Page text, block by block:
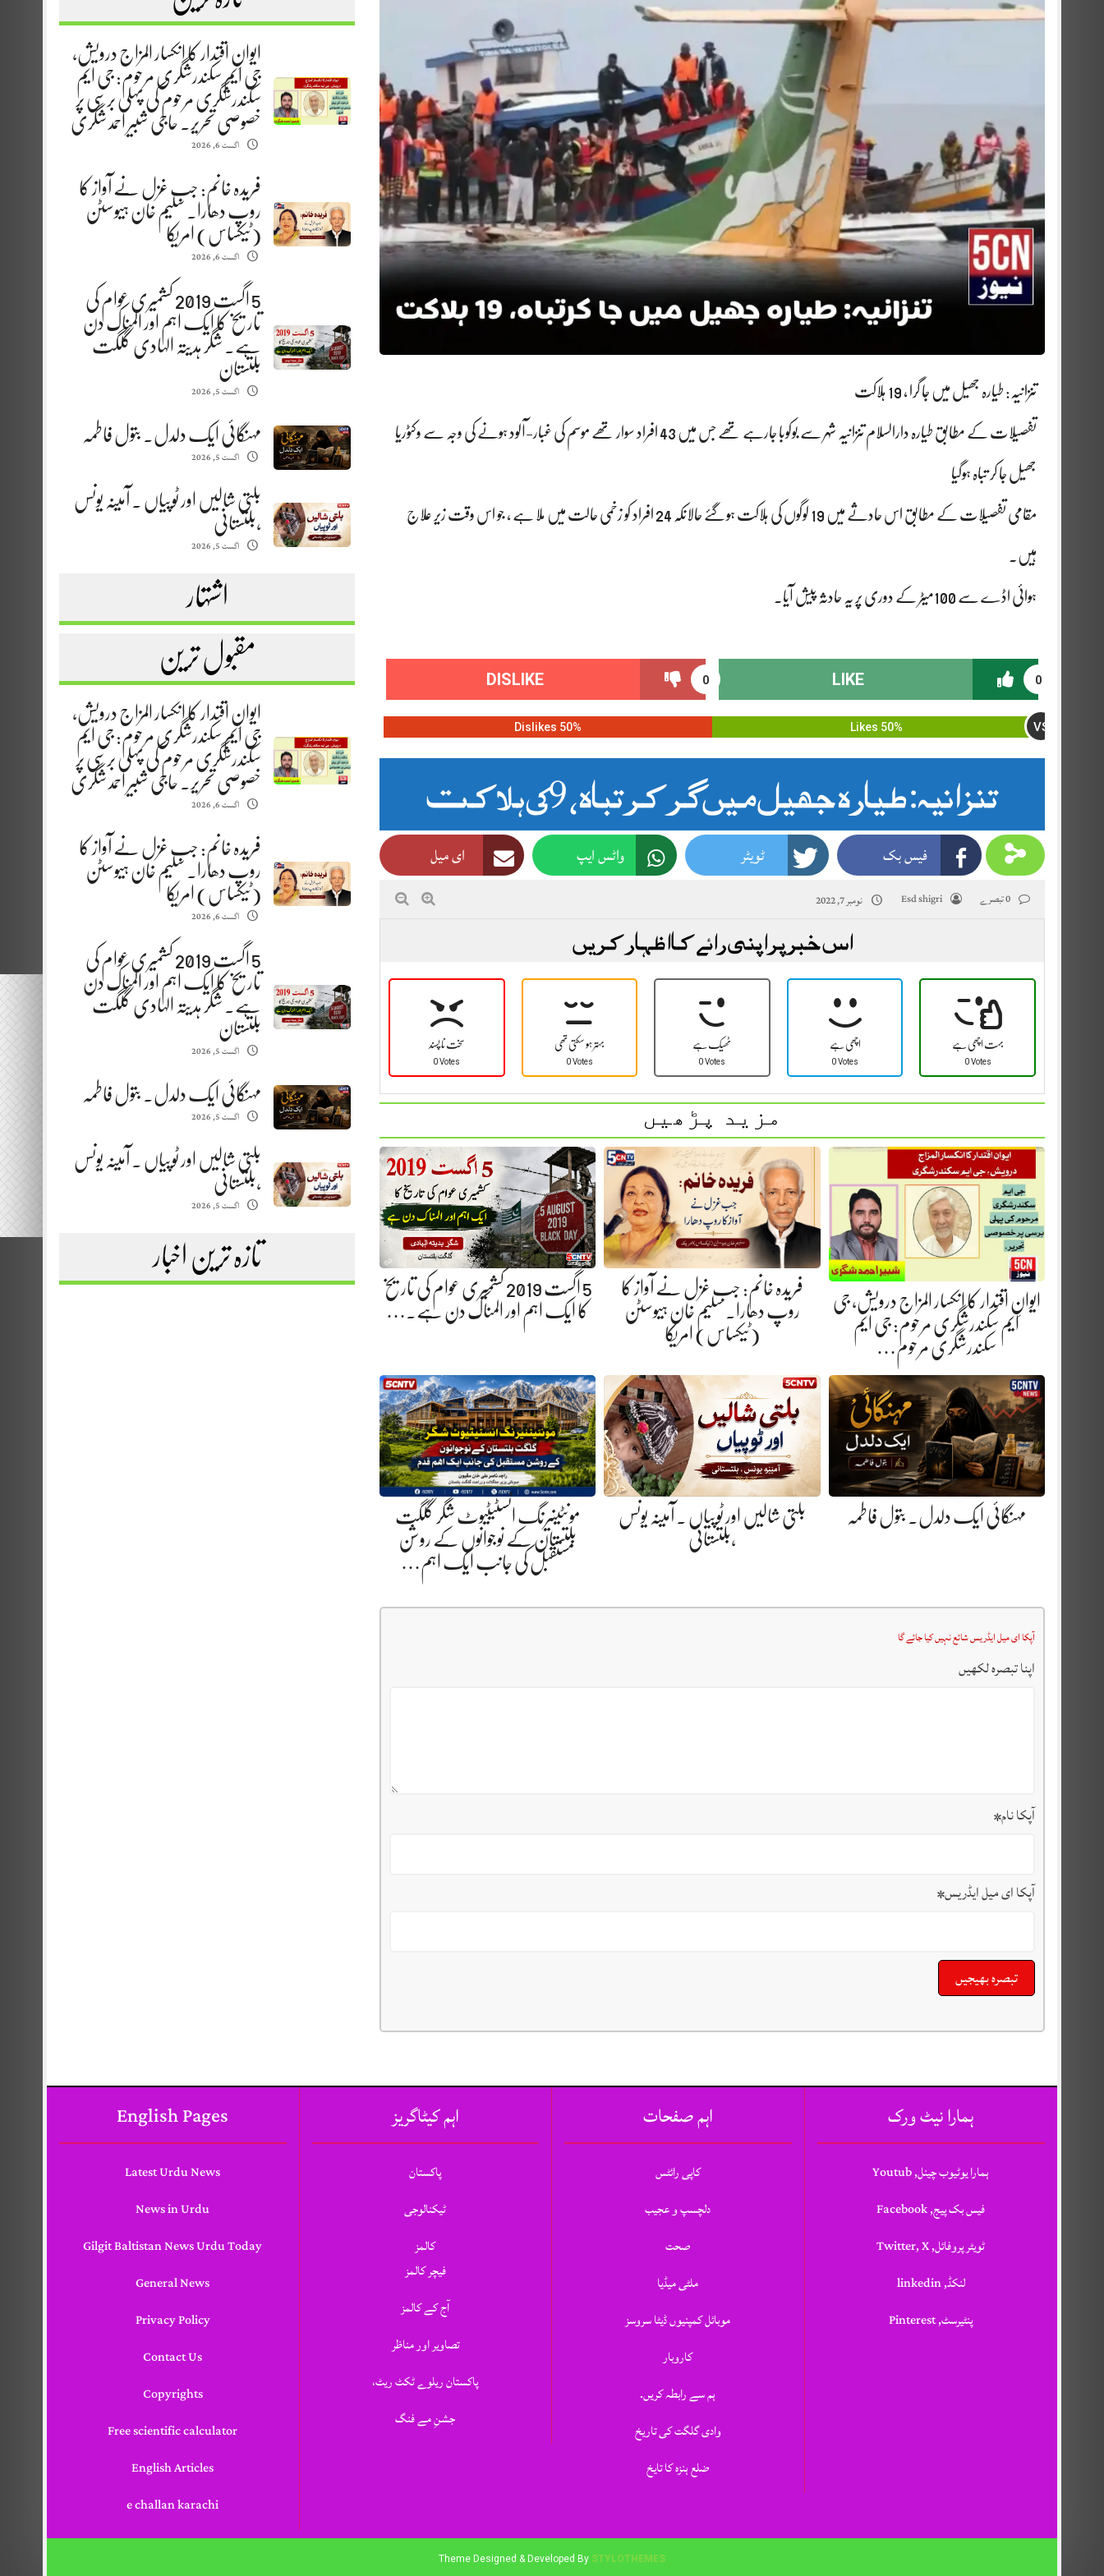
ایوانِ اقتدار کا انکسار المزاج درویش،
جی ایم سکندرشگری مرحوم: جی ایم
سکندرشگری مرحوم کی پہلی برسی پر
خصوصی تحریر. حاجی شبیر احمد شگری
اگست 6, 2026
فریدہ خانم: جب غزل نے آواز کا
روپ دھارا. سلیم خان ہیوسٹن
(ٹیکساس) امریکا
اگست 6, 2026
5 اگست 2019 کشمیری عوام کی
تاریخ کا ایک اہم اور المناک دن
ہے. شگر ہدیتہ الہادی گلگت
بلتستان
اگست 5, 2026
مہنگائی ایک دلدل. بتول فاطمہ
اگست 5, 2026
بلتی شالیں اور ٹوپیاں . آمینہ یونس
،بلتستانی
اگست 5, 2026
اشتہار
مقبول ترین
ایوانِ اقتدار کا انکسار المزاج درویش،
جی ایم سکندرشگری مرحوم: جی ایم
سکندرشگری مرحوم کی پہلی برسی پر
خصوصی تحریر. حاجی شبیر احمد شگری
اگست 6, 2026
فریدہ خانم: جب غزل نے آواز کا
روپ دھارا. سلیم خان ہیوسٹن
(ٹیکساس) امریکا
اگست 6, 2026
5 اگست 2019 کشمیری عوام کی
تاریخ کا ایک اہم اور المناک دن
ہے. شگر ہدیتہ الہادی گلگت
بلتستان
اگست 5, 2026
مہنگائی ایک دلدل. بتول فاطمہ
اگست 5, 2026
بلتی شالیں اور ٹوپیاں . آمینہ یونس
،بلتستانی
اگست 5, 2026
تازہ ترین اخبار
تنزانیہ: طیارہ جھیل میں جا گرا ، 19 ہلاکت
تفصیلات کے مطابق طیارہ دارالسلام تنزانیہ شہر سے بوکوبا جارہے تھے جس میں 43 افراد سوار تھے موسم کی غبار-آلود ہونے کی وجہ سے وکٹوریا
جھیل جا کر تباہ ہوگیا
مقامی تفصیلات کے مطابق اس حادثے میں 19 لوگوں کی ہلاکت ہوگئے حالانکہ 24 افراد کو زخمی حالت میں ملا ہے ، جو اس وقت زیر علاج
ہیں۔
ہوائی اڈے سے 100میٹر کے دوری پر یہ حادثہ پیش آیا۔
0
LIKE
0
DISLIKE
50% Likes VS
50% Dislikes
تنزانیہ: طیارہ جھیل میں گر کر تباہ، 19 ہلاکت
فیس بک ٹویٹر واٹس ایپ ای میل
Esd shigri نومبر 7, 2022
اس خبر پر اپنی رائے کا اظہار کریں
سخت نا پسند
0 Votes
بہتر ہو سکتی تھی
0 Votes
ٹھیک ہے
0 Votes
اچھی ہے
0 Votes
بہت اچھی ہے
0 Votes
مزید پڑھیں
ایوانِ اقتدار کا انکسار المزاج درویش، جی
ایم سکندرشگری مرحوم: جی ایم
سکندرشگری مرحوم…
فریدہ خانم: جب غزل نے آواز کا
روپ دھارا. سلیم خان ہیوسٹن
(ٹیکساس) امریکا
5 اگست 2019 کشمیری عوام کی تاریخ
کا ایک اہم اور المناک دن ہے.…
مہنگائی ایک دلدل. بتول فاطمہ
بلتی شالیں اور ٹوپیاں . آمینہ یونس
،بلتستانی
مونٹینیرنگ انسٹیٹیوٹ شگر گلگت
بلتستان کے نوجوانوں کے روشن
مستقبل کی جانب ایک اہم…
آپکا ای میل ایڈریس شائع نہیں کیا جائے گا
اپنا تبصرہ لکھیں
آپکا نام*
آپکا ای میل ایڈریس*
English Pages
Latest Urdu News
News in Urdu
Gilgit Baltistan News Urdu Today
General News
Privacy Policy
Contact Us
Copyrights
Free scientific calculator
English Articles
e challan karachi
اہم کیٹاگریز
پاکستان
ٹیکنالوجی
کالمز
فیچر کالمز
آج کے کالمز
تصاویر اور مناظر
پاکستان ریلوے ٹکٹ ریٹ،
جشنِ مے فنگ
اہم صفحات
کاپی رائٹس
دلچسپ و عجیب
صحت
ملٹی میڈیا
موبائل کمپنیوں ڈیٹا سروسز
کاروبار
ہم سے رابطہ کریں.
وادی گلگت کی تاریخ
ضلع ہنزہ کا تایخ
ہمارا نیٹ ورک
ہمارا یوٹیوب چینل, Youtub
فیس بک پیج, Facebook
ٹویٹر پروفائل, Twitter, X
لنکڈ, linkedin
پنٹیرسٹ, Pinterest
Theme Designed & Developed By STYLOTHEMES